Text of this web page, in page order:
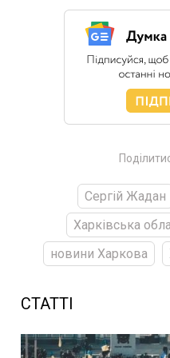
Сергій Жадан
Харківська
новини Харкова
СТАТТІ